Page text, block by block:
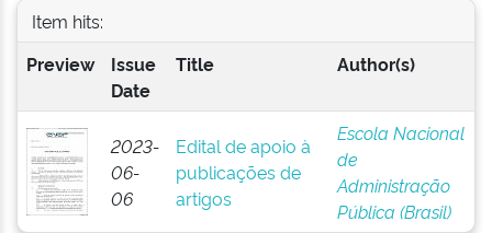
Item hits:
Preview
Issue
Date
Title Author(s)
2023-
06-
06
Edital de apoio à
publicações de
artigos
Escola Nacional
de
Administração
Pública (Brasil)